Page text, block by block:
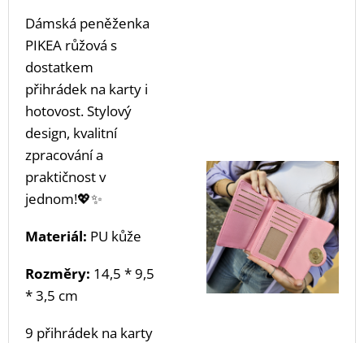
Dámská peněženka
PIKEA růžová s
dostatkem
přihrádek na karty i
hotovost. Stylový
design, kvalitní
zpracování a
praktičnost v
jednom!💖✨
Materiál: PU kůže
Rozměry: 14,5 * 9,5
* 3,5 cm
9 přihrádek na karty